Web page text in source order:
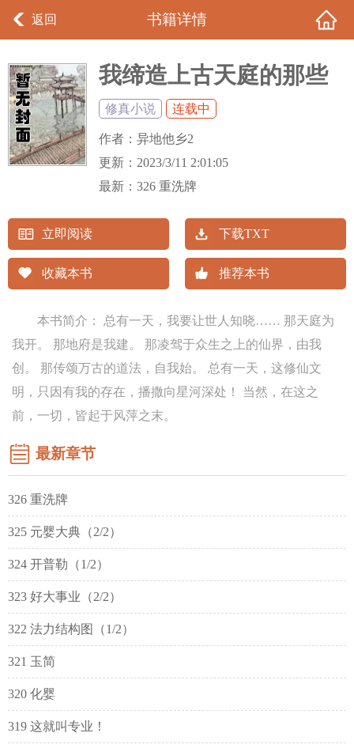
返回 书籍详情
我缔造上古天庭的那些
年
修真小说 连载中
作者： 异地他乡2
更新： 2023/3/11 2:01:05
最新： 326 重洗牌
立即阅读 下载TXT
收藏本书 推荐本书
本书简介： 总有一天，我要让世人知晓…… 那天庭为
我开。 那地府是我建。 那凌驾于众生之上的仙界，由我
创。 那传颂万古的道法，自我始。 总有一天，这修仙文
明，只因有我的存在，播撒向星河深处！ 当然，在这之
前，一切，皆起于风萍之末。
最新章节
326 重洗牌
325 元婴大典（2/2）
324 开普勒（1/2）
323 好大事业（2/2）
322 法力结构图（1/2）
321 玉简
320 化婴
319 这就叫专业！